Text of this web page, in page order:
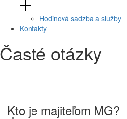
Hodinová sadzba a služby
Kontakty
Časté otázky
Kto je majiteľom MG?